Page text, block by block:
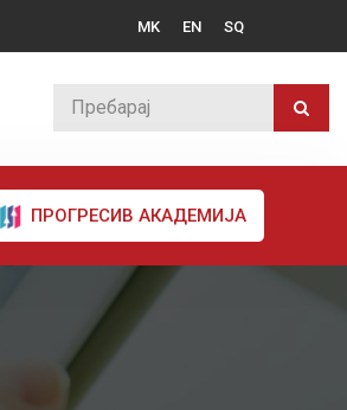
MK EN SQ
ПРОГРЕСИВ АКАДЕМИЈА